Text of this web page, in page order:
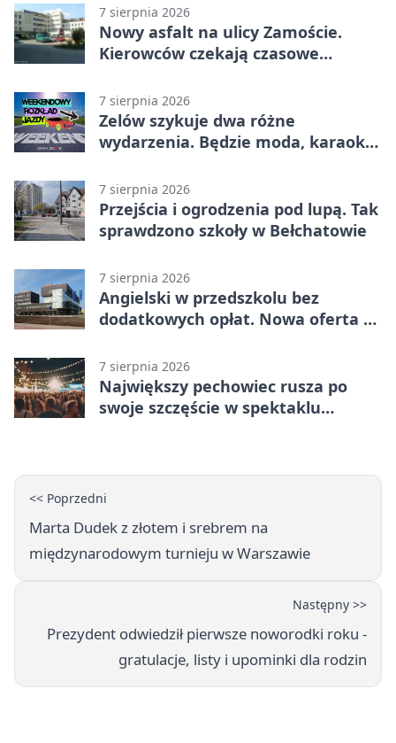
7 sierpnia 2026
Nowy asfalt na ulicy Zamoście.
Kierowców czekają czasowe
7 sierpnia 2026
Zelów szykuje dwa różne
wydarzenia. Będzie moda, karaoke
7 sierpnia 2026
Przejścia i ogrodzenia pod lupą. Tak
sprawdzono szkoły w Bełchatowie
7 sierpnia 2026
Angielski w przedszkolu bez
dodatkowych opłat. Nowa oferta w
7 sierpnia 2026
Największy pechowiec rusza po
swoje szczęście w spektaklu
<< Poprzedni
Marta Dudek z złotem i srebrem na
międzynarodowym turnieju w Warszawie
Następny >>
Prezydent odwiedził pierwsze noworodki roku -
gratulacje, listy i upominki dla rodzin